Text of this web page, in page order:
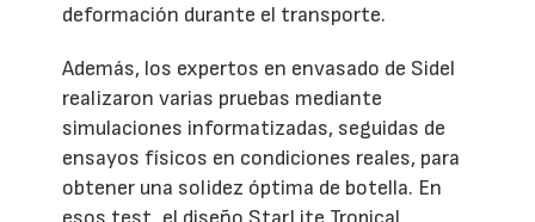
deformación durante el transporte.
Además, los expertos en envasado de Sidel
realizaron varias pruebas mediante
simulaciones informatizadas, seguidas de
ensayos físicos en condiciones reales, para
obtener una solidez óptima de botella. En